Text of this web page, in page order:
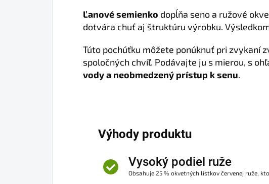
Ľanové semienko dopĺňa seno a ružové
dotvára chuť aj štruktúru výrobku.
Túto pochúťku môžete ponúknuť pri zvykaní
spoločných chvíľ. Podávajte ju s mierou, s
vody a neobmedzený prístup k senu.
Výhody produktu
Vysoký podiel ruže
Obsahuje 25 % okvetných lístkov červenej ruže,